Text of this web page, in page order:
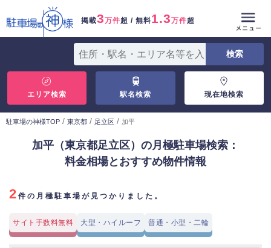
掲載3万件超 / 無料1.3万件超
エリア検索 駅名検索 現在地検索
駐車場の神様TOP / 東京都 / 足立区 / 加平
加平（東京都足立区）の月極駐車場検索：
料金相場とおすすめ物件情報
2 件の月極駐車場が見つかりました。
サイト手数料無料 大型・ハイルーフ 普通・小型・二輪